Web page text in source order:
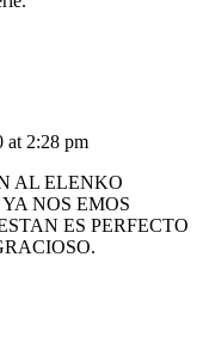
at 2:28 pm
AL ELENKO
NOS EMOS
ES PERFECTO